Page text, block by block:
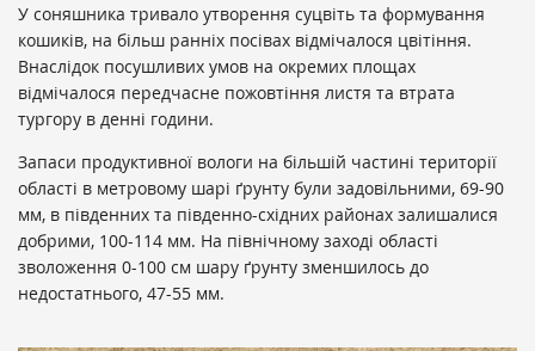
У соняшника тривало утворення суцвіть та формування
кошиків, на більш ранніх посівах відмічалося цвітіння.
Внаслідок посушливих умов на окремих площах
відмічалося передчасне пожовтіння листя та втрата
тургору в денні години.
Запаси продуктивної вологи на більшій частині території
області в метровому шарі ґрунту були задовільними, 69-90
мм, в південних та південно-східних районах залишалися
добрими, 100-114 мм. На північному заході області
зволоження 0-100 см шару ґрунту зменшилось до
недостатнього, 47-55 мм.